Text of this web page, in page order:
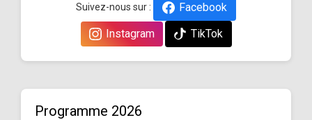
Suivez-nous sur :
Facebook
Instagram
TikTok
Programme 2026